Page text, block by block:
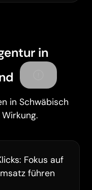
in
in Schwäbisch
Fokus auf
führen